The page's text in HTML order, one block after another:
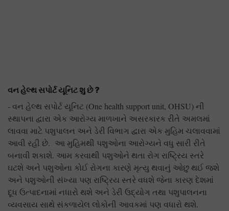
વન હેલ્થ સપોર્ટ યૂનિટ શુ છે?
- વન હેલ્થ સપોર્ટ યૂનિટ (One health support unit, OHSU) ની
સ્થાપના દ્વારા એક આરોગ્ય માળખાને અસરકારક રીતે અમલમાં
લાવવા માટે પશુપાલન અને ડેરી વિભાગ દ્વારા એક મુહિમ ચલાવવામાં
આવી રહી છે. આ મુહિમથી પશુઓના આરોગ્યને વધુ સારી રીતે
બનાવી શકાશે. આમ કરવાથી પશુઓને થતા રોગ રાષ્ટ્રિય સ્તરે
ઘટશે અને પશુઓના કોઈ રોગના કારણે મૃત્યુ થવાનું ઓછુ થઈ જશે
અને પશુઓની સંખ્યા પણ રાષ્ટ્રિય સ્તરે વધશે જેના કારણ દેશમાં
દૂધ ઉત્પાદનામાં નધારો થશે અને ડેરી ઉદ્યોગ તથા પશુપાલનના
વ્યવસાય સાથે સંકળાયેલ લોકોની આવકમાં પણ વધારો થશે.